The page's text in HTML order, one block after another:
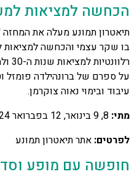
הכחשה למציאות
תיאטרון תמונע מעלה את
בו שקר עצמי והכחשה
על ספרם של ברונהילדה פומזל
עיבוד ובימוי נאוה צוקרמן.
מתי:
לפרטים: אתר תיאטרון תמונע
חופשה עם מופע